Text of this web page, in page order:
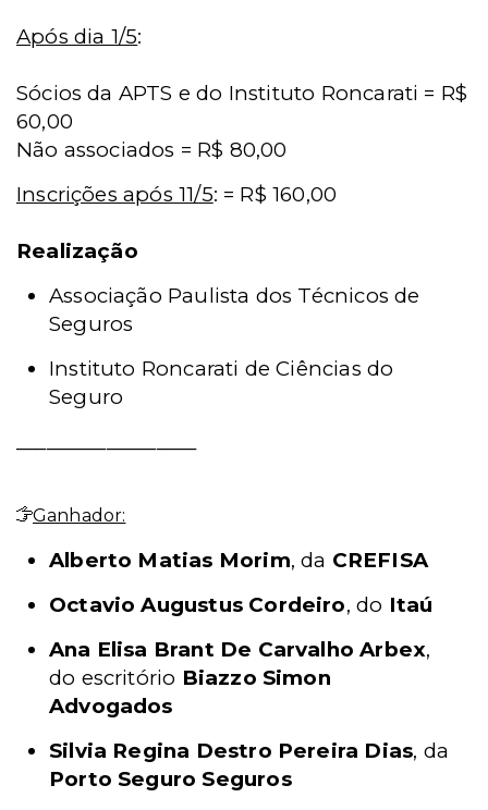
Após dia 1/5:
Sócios da APTS e do Instituto Roncarati = R$
60,00
Não associados = R$ 80,00
Inscrições após 11/5: = R$ 160,00
Realização
Associação Paulista dos Técnicos de
Seguros
Instituto Roncarati de Ciências do
Seguro
Ganhador:
Alberto Matias Morim, da CREFISA
Octavio Augustus Cordeiro, do Itaú
Ana Elisa Brant De Carvalho Arbex,
do escritório Biazzo Simon
Advogados
Silvia Regina Destro Pereira Dias, da
Porto Seguro Seguros